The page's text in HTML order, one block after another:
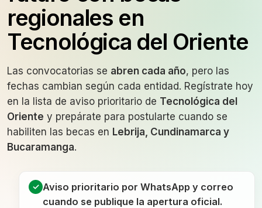
regionales en
Tecnológica del Oriente
Las convocatorias se abren cada año, pero las
fechas cambian según cada entidad. Regístrate hoy
en la lista de aviso prioritario de Tecnológica del
Oriente y prepárate para postularte cuando se
habiliten las becas en Lebrija, Cundinamarca y
Bucaramanga.
✓ Aviso prioritario por WhatsApp y correo
cuando se publique la apertura oficial.